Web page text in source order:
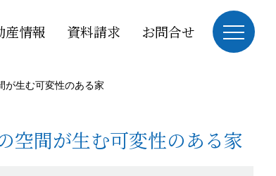
産情報 資料請求 お問合せ
が生む可変性のある家
空間が生む可変性のある家